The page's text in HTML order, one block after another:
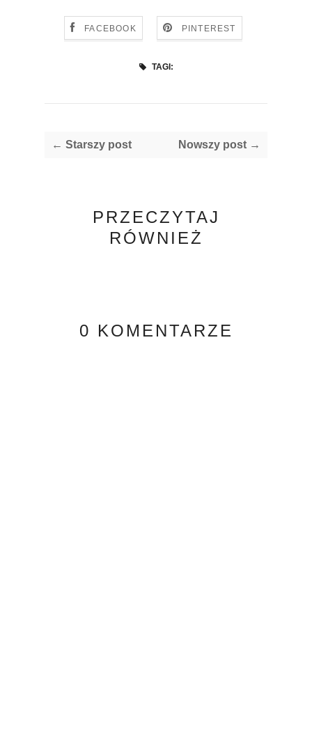
FACEBOOK PINTEREST
TAGI:
← Starszy post Nowszy post →
PRZECZYTAJ
RÓWNIEŻ
0 KOMENTARZE